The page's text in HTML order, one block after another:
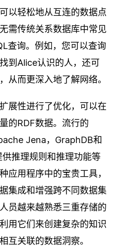
以轻松地从互连的数据点
需传统关系数据库中常见
查询。例如，您可以查询
到Alice认识的人，还可
从而更深入地了解网络。
展性进行了优化，可以在
的RDF数据。流行的
Jena，GraphDB和
推理规则和推理功能等
应用程序中的宝贵工具，
集成和增强跨不同数据集
员越来越熟悉三重存储的
用它们来创建复杂的知识
互关联的数据洞察。